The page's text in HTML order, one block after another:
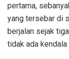
pertama,
yang tersebar di
berjalan sejak
tidak ada